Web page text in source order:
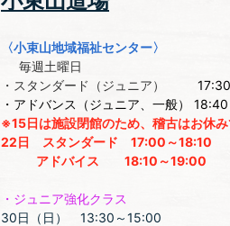
〈小束山地域福祉センター〉
毎週土曜日
・スタンダード（ジュニア）
・アドバンス（ジュニア、一般） 18
※15日は施設閉館のため、稽古はお休
22日 スタンダード 17:00～18:10
アドバイス 18:10～19:00
・ジュニア強化クラス
30日（日） 13:30～15:00